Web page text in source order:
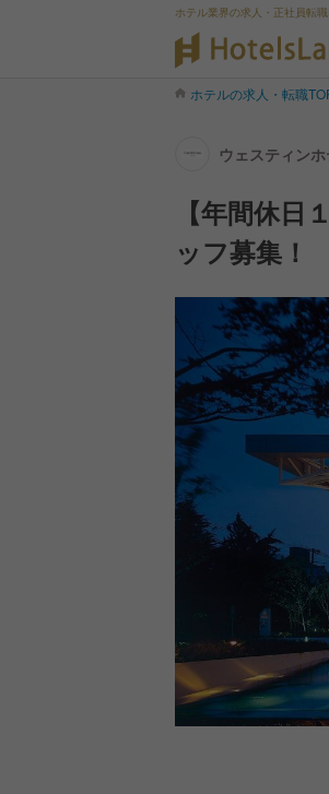
ホテル業界の求人・正社員転
ホテルの求人・転職
ウェスティン
【年間休
ッフ募集！